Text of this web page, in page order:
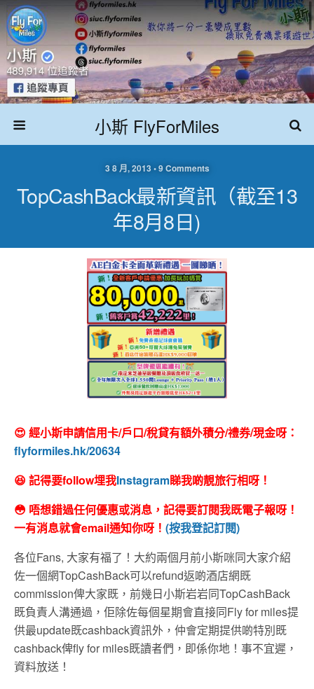
小斯 FlyForMiles
3 8 月, 2013 • 9 Comments
TopCashBack最新資訊（截至13
年8月8日)
😍 經小斯申請信用卡/戶口/稅貸有額外積分/禮券/現金呀：
flyformiles.hk/20634
😆 記得要follow埋我Instagram睇我啲靚旅行相呀！
😳 唔想錯過任何優惠或消息，記得要訂閱我既電子報呀！
一有消息就會email通知你呀！ (按我登記訂閱)
各位Fans, 大家有福了！大約兩個月前小斯咪同大家介紹
佐一個網TopCashBack可以refund返啲酒店網既
commission俾大家既，前幾日小斯岩岩同TopCashBack
既負責人溝通過，佢除佐每個星期會直接同Fly for miles提
供最update既cashback資訊外，仲會定期提供啲特別既
cashback俾fly for miles既讀者們，即係你地！事不宜遲，
資料放送！